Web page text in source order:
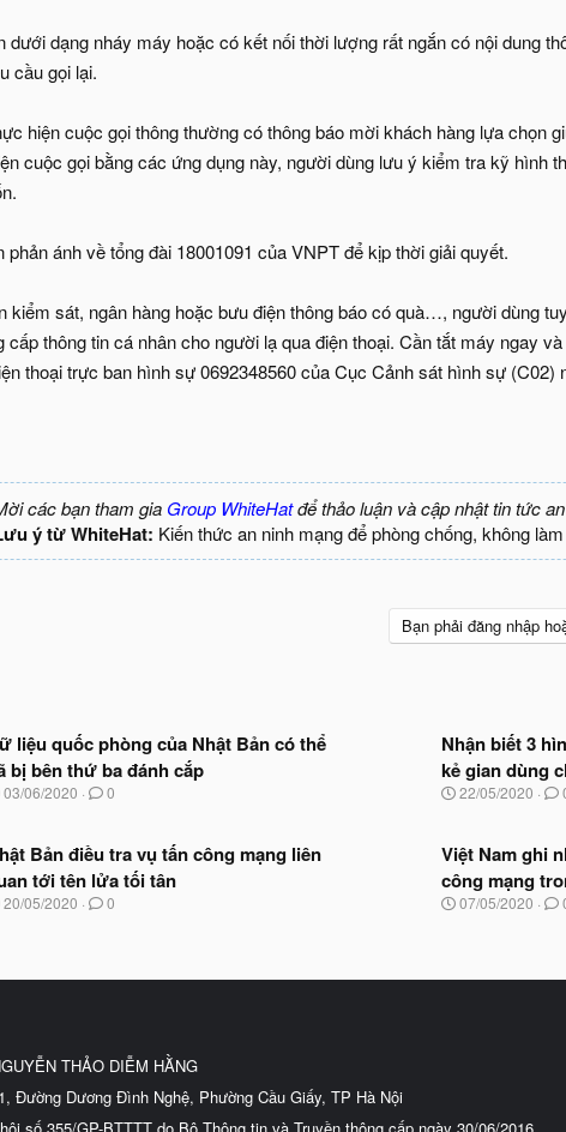
dạng nháy máy hoặc có kết nối thời lượng rất ngắn có nội dung
cầu gọi lại.
hiện cuộc gọi thông thường có thông báo mời khách hàng lựa chọn
cuộc gọi bằng các ứng dụng này, người dùng lưu ý kiểm tra kỹ hình
ánh về tổng đài 18001091 của VNPT để kịp thời giải quyết.
sát, ngân hàng hoặc bưu điện thông báo có quà…, người dùng
thông tin cá nhân cho người lạ qua điện thoại. Cần tắt máy ngay
thoại trực ban hình sự 0692348560 của Cục Cảnh sát hình sự
các bạn tham gia Group WhiteHatđể thảo luận và cập nhật tin tức
ý từ WhiteHat: Kiến thức an ninh mạng để phòng chống, không
Bạn phải đăng nhập
liệu quốc phòng của Nhật Bản có thể
bị bên thứ ba đánh cắp
N
y
b
ắ
t
03/06/2020 0
Nhận biết 3
kẻ gian dùng
N
y
b
ắ
t
22/05/2020
Bản điều tra vụ tấn công mạng liên
tới tên lửa tối tân
N
b
u
20/05/2020 0
Việt Nam ghi
công mạng
N
b
07/05/2020
THẢO DIỄM HẰNG
Đường Dương Đình Nghệ, Phường Cầu Giấy, TP Hà Nội